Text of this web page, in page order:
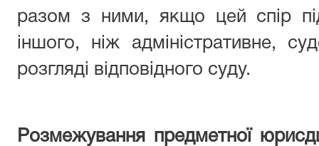
разом з ними, якщо цей спір
іншого, ніж адміністративне,
розгляді відповідного суду.
Розмежування предметної